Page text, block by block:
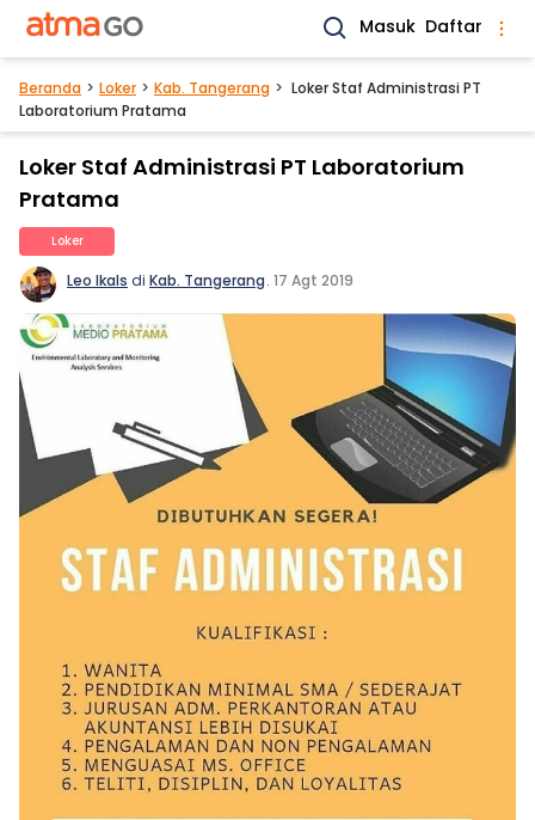
Masuk Daftar
Beranda Loker Kab. Tangerang
Loker Staf Administrasi PT
Laboratorium Pratama
Loker Staf Administrasi PT Laboratorium
Pratama
Loker
Leo Ikals di Kab. Tangerang. 17 Agt 2019